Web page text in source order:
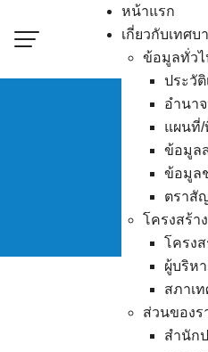
หน้าแรก
เกี่ยวกับเทศบ
ข้อมูลทั่วไ
ประวั
อำนา
แผนที่/
ข้อมูล
ข้อมูล
ตราสั
โครงสร้า
โครงส
ผู้บริห
สภาเ
ส่วนของร
สำนัก